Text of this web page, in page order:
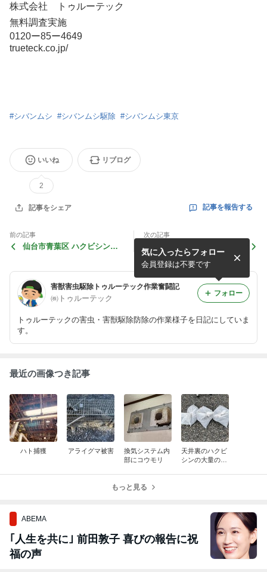
株式会社 トゥルーテック
無料調査実施
0120ー85ー4649
trueteck.co.jp/
#シバンムシ #シバンムシ駆除 #シバンムシ東京
いいね
2
リブログ
記事をシェア 記事を報告する
前の記事
仙台市青葉区 ハクビシン駆
次の記事
山形県山形市 ハクビシン駆
除フン清掃
害獣害虫駆除トゥルーテック作業奮闘記
㈱トゥルーテック
トゥルーテックの害虫・害獣駆除防除の作業様子を日記にしていま
す。
気に入ったらフォロー
会員登録は不要です
フォロー
最近の画像つき記事
ハト捕獲 アライグマ被害
換気システム内
部にコウモリ
天井裏のハクビ
シンの大量の糞
もっと見る
ABEMA
｢人生を共に｣ 前田敦子 喜びの報告に祝
福の声